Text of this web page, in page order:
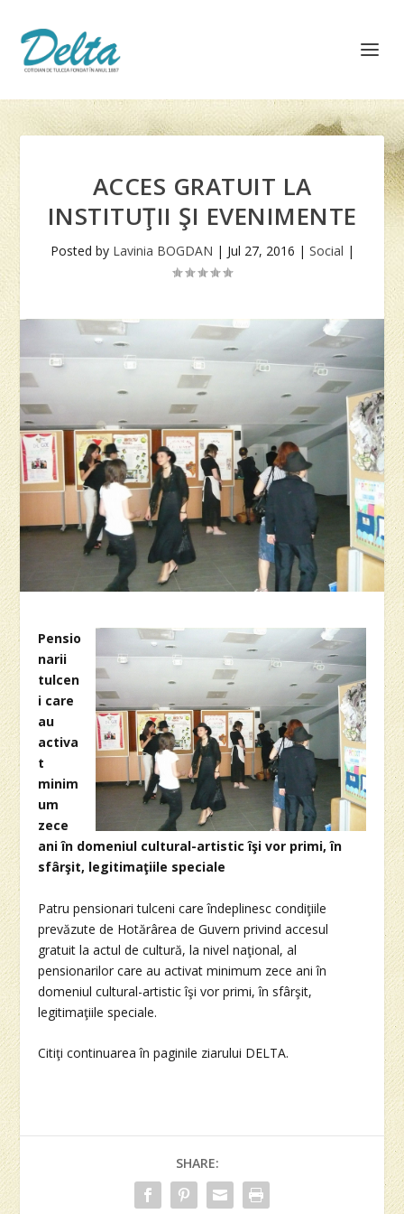
ACCES GRATUIT LA
INSTITUŢII ŞI EVENIMENTE
Posted by Lavinia BOGDAN | Jul 27, 2016 | Social |
Pensio
narii
tulcen
i care
au
activa
t
minim
um
zece
ani în domeniul cultural-artistic îşi vor primi, în
sfârşit, legitimaţiile speciale
Patru pensionari tulceni care îndeplinesc condiţiile
prevăzute de Hotărârea de Guvern privind accesul
gratuit la actul de cultură, la nivel naţional, al
pensionarilor care au activat minimum zece ani în
domeniul cultural-artistic îşi vor primi, în sfârşit,
legitimaţiile speciale.
Citiţi continuarea în paginile ziarului DELTA.
SHARE: